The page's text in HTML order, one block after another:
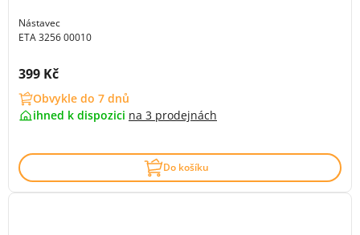
Nástavec
ETA 3256 00010
Cena s DPH:
399 Kč
Obvykle do 7 dnů
ihned k dispozici na 3 prodejnách
Do košíku